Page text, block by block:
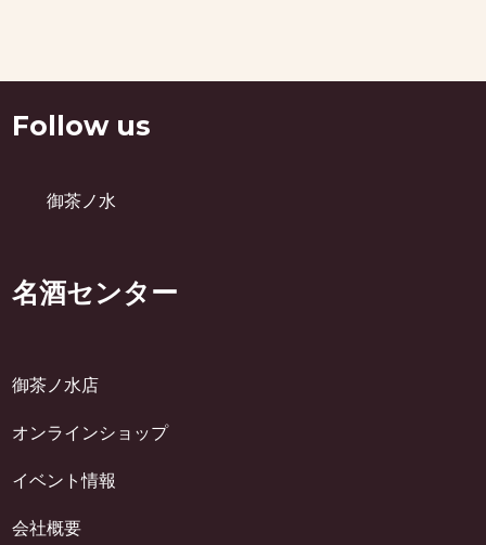
Follow us
御茶ノ水
名酒センター
御茶ノ水店
オンラインショップ
イベント情報
会社概要